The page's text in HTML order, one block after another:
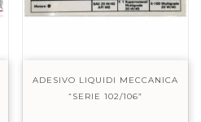
ADESIVO LIQUIDI MECCANICA
“SERIE 102/106”